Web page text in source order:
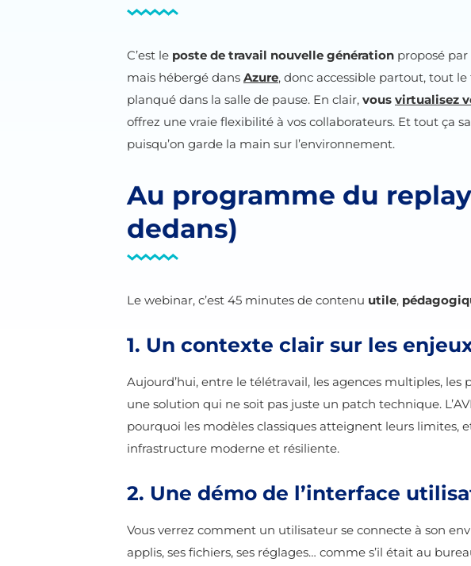
C’est le poste de travail nouvelle génération proposé
mais hébergé dans Azure, donc accessible partout, tout
planqué dans la salle de pause. En clair, vous virtualisez
offrez une vraie flexibilité à vos collaborateurs. Et tout ça
puisqu’on garde la main sur l’environnement.
Au programme du
dedans)
Le webinar, c’est 45 minutes de contenu utile,
1. Un contexte clair sur les
Aujourd’hui, entre le télétravail, les agences multiples,
une solution qui ne soit pas juste un patch technique.
pourquoi les modèles classiques atteignent leurs limites,
infrastructure moderne et résiliente.
2. Une démo de l’interface
Vous verrez comment un utilisateur se connecte à son
applis, ses fichiers, ses réglages… comme s’il était au